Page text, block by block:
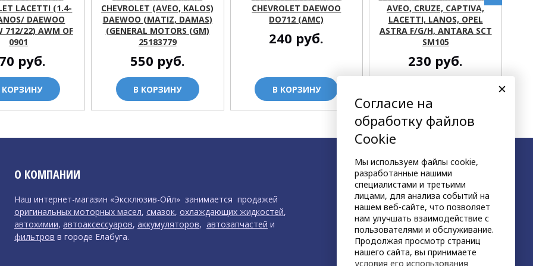
LACETTI (1.4-
DAEWOO
712/22) AWM OF
0901
руб.
КОРЗИНУ
CHEVROLET (AVEO, KALOS)
DAEWOO (MATIZ, DAMAS)
(GENERAL MOTORS (GM)
25183779
550 руб.
В КОРЗИНУ
CHEVROLET DAEWOO
DO712 (AMC)
240 руб.
В КОРЗИНУ
AVEO, CRUZE, CAPTIVA,
LACETTI, LANOS, OPEL
ASTRA F/G/H, ANTARA SCT
SM105
230 руб.
О КОМПАНИИ
Наш интернет-магазин «Эксклюзив-Ойл» занимается продажей
оригинальных моторных масел, смазок, охлаждающих жидкостей,
автохимии, автоаксессуаров, аккумуляторов, автозапчастей и
фильтров в городе Елабуга.
Согласие на
обработку файлов
Cookie
Мы используем файлы cookie,
разработанные нашими
специалистами и третьими
лицами, для анализа событий на
нашем веб-сайте, что позволяет
нам улучшать взаимодействие с
пользователями и обслуживание.
Продолжая просмотр страниц
нашего сайта, вы принимаете
условия его использования